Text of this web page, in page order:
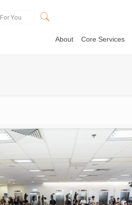
About Core Services